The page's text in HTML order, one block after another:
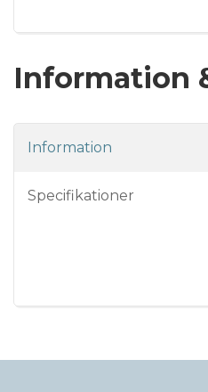
Information
Information
Specifikationer